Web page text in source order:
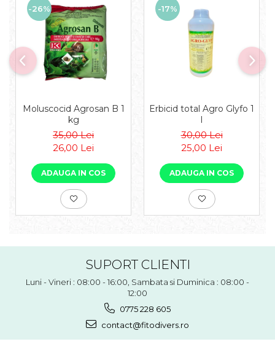
-26%
Moluscocid Agrosan B 1
kg
35,00 Lei
26,00 Lei
ADAUGA IN COS
-17%
Erbicid total Agro Glyfo 1
l
30,00 Lei
25,00 Lei
ADAUGA IN COS
SUPORT CLIENTI
Luni - Vineri : 08:00 - 16:00, Sambata si Duminica : 08:00 -
12:00
0775 228 605
contact@fitodivers.ro